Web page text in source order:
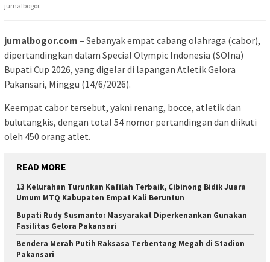
jurnalbogor.
jurnalbogor.com – Sebanyak empat cabang olahraga (cabor),
dipertandingkan dalam Special Olympic Indonesia (SOIna)
Bupati Cup 2026, yang digelar di lapangan Atletik Gelora
Pakansari, Minggu (14/6/2026).
Keempat cabor tersebut, yakni renang, bocce, atletik dan
bulutangkis, dengan total 54 nomor pertandingan dan diikuti
oleh 450 orang atlet.
READ MORE
13 Kelurahan Turunkan Kafilah Terbaik, Cibinong Bidik Juara
Umum MTQ Kabupaten Empat Kali Beruntun
Bupati Rudy Susmanto: Masyarakat Diperkenankan Gunakan
Fasilitas Gelora Pakansari
Bendera Merah Putih Raksasa Terbentang Megah di Stadion
Pakansari